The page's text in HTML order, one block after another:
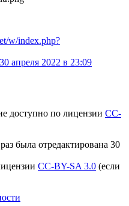
w/index.php?
апреля 2022 в 23:09
доступно по лицензии CC-
была отредактирована 30
CC-BY-SA 3.0 (если